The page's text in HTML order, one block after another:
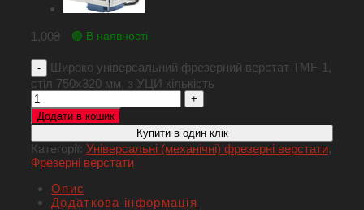
1,00₴ 🟢 В наявності
Широко універсальний фрезерний верстат TMF-1,
стіл 750х320 мм, з УЦИ кількість
Додати в кошик
Купити в один клік
Категорії: Універсальні (механічні) фрезерні верстати,
Фрезерні верстати
Опис
Додаткова інформація